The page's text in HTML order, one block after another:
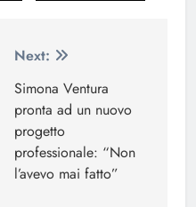
Next:
Simona Ventura
pronta ad un nuovo
progetto
professionale: “Non
l’avevo mai fatto”